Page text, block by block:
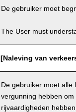
De gebruiker moet
The User must
[Naleving van
De gebruiker moet alle
vergunning hebben
rijvaardigheden